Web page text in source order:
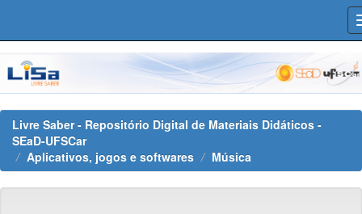
navigation
Livre Saber - Repositório Digital de Materiais Didáticos -
SEaD-UFSCar
Aplicativos, jogos e softwares
Música